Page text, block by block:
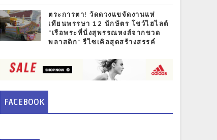
ตระการตา! วัดดวงแขจัดงานแห่
เทียนพรรษา 12 นักษัตร โชว์ไฮไลต์
"เรือพระที่นั่งสุพรรณหงส์จากขวด
พลาสติก" รีไซเคิลสุดสร้างสรรค์
FACEBOOK